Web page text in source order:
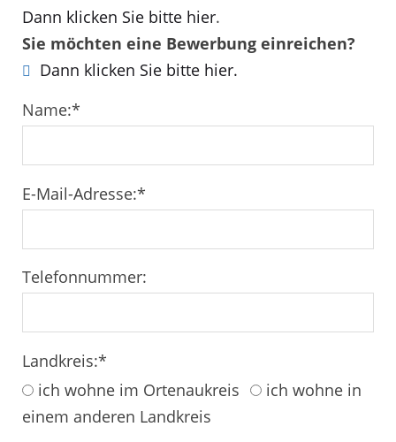
Dann klicken Sie bitte hier.
Sie möchten eine Bewerbung einreichen?
Dann klicken Sie bitte hier.
Name:*
E-Mail-Adresse:*
Telefonnummer:
Landkreis:*
ich wohne im Ortenaukreis
ich wohne in
einem anderen Landkreis